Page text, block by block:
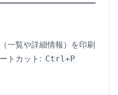
一覧や詳細情報）を印刷
トカット: Ctrl+P